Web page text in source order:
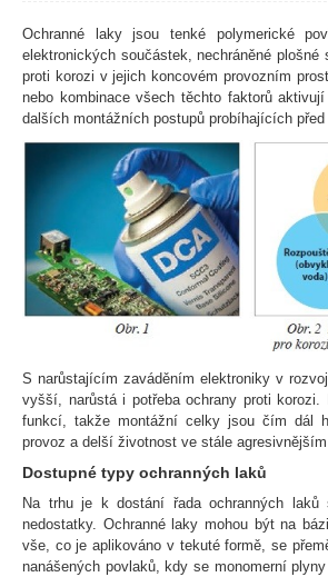
Ochranné laky jsou tenké polymerické
elektronických součástek, nechráněné
proti korozi v jejich koncovém provozním
nebo kombinace všech těchto faktorů
dalších montážních postupů probíhajících před
S narůstajícím zaváděním elektroniky v
vyšší, narůstá i potřeba ochrany proti
funkcí, takže montážní celky jsou čím dál
provoz a delší životnost ve stále
Dostupné typy ochranných laků
Na trhu je k dostání řada ochranných
nedostatky. Ochranné laky mohou být na
vše, co je aplikováno v tekuté formě, se
nanášených povlaků, kdy se monomerní